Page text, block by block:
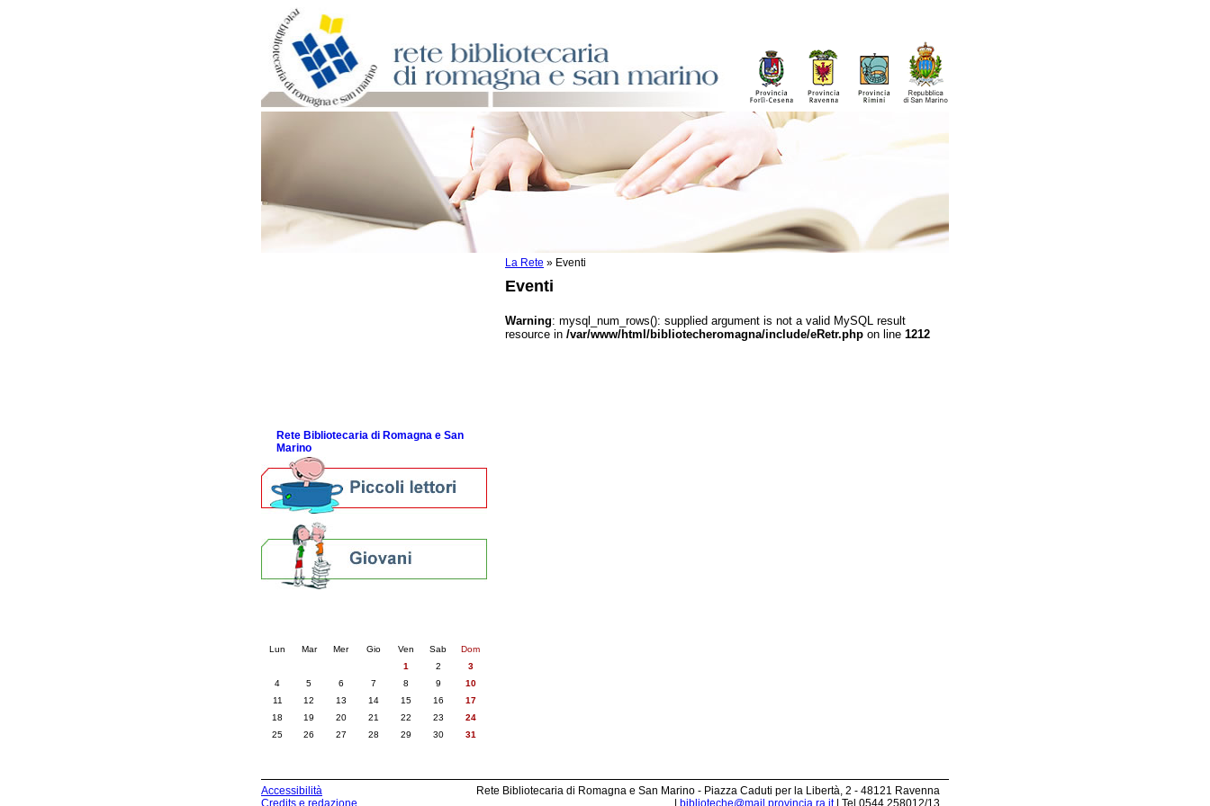
La Rete » Eventi
Eventi
Warning: mysql_num_rows(): supplied argument is not a valid MySQL result
resource in /var/www/html/bibliotecheromagna/include/eRetr.php on line 1212
Rete Bibliotecaria di Romagna e San
Marino
Lun Mar Mer Gio Ven Sab
Dom
1
2
3
4
5 6 7 8 9
10
11
12 13 14 15 16
17
18
19 20 21 22 23
24
25
26 27 28 29 30 31
Accessibilità
Credits e redazione
Rete Bibliotecaria di Romagna e San Marino - Piazza Caduti per la Libertà, 2 - 48121 Ravenna
biblioteche@mail.provincia.ra.it| Tel 0544.258012/13